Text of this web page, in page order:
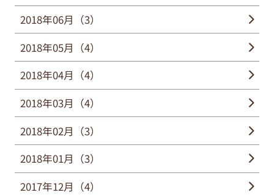
2018年06月（3）
2018年05月（4）
2018年04月（4）
2018年03月（4）
2018年02月（3）
2018年01月（3）
2017年12月（4）